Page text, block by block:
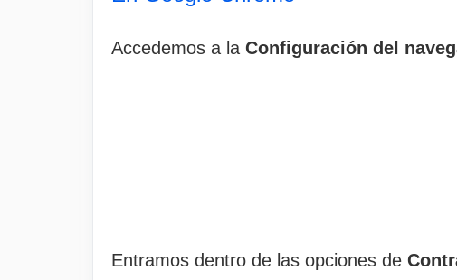
Accedemos a la Configuración del
Entramos dentro de las opciones de